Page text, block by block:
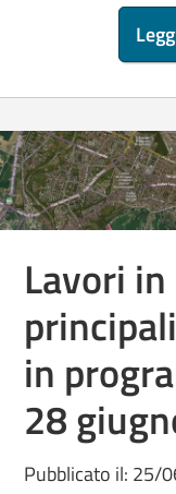
Lavori
in
28
Pubblicato il: 25/